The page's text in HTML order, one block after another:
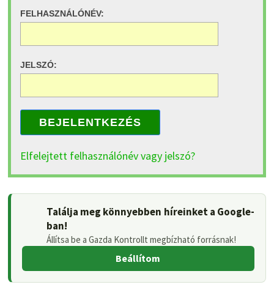
FELHASZNÁLÓNÉV:
JELSZÓ:
BEJELENTKEZÉS
Elfelejtett felhasználónév vagy jelszó?
Találja meg könnyebben híreinket a Google-
ban!
Állítsa be a Gazda Kontrollt megbízható forrásnak!
Beállítom